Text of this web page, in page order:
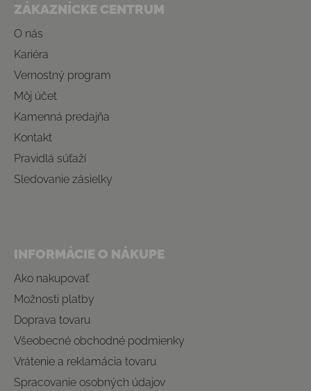
ZÁKAZNÍCKE CENTRUM
O nás
Kariéra
Vernostný program
Môj účet
Kamenná predajňa
Kontakt
Pravidlá súťaží
Sledovanie zásielky
INFORMÁCIE O NÁKUPE
Ako nakupovať
Možnosti platby
Doprava tovaru
Všeobecné obchodné podmienky
Vrátenie a reklamácia tovaru
Spracovanie osobných údajov